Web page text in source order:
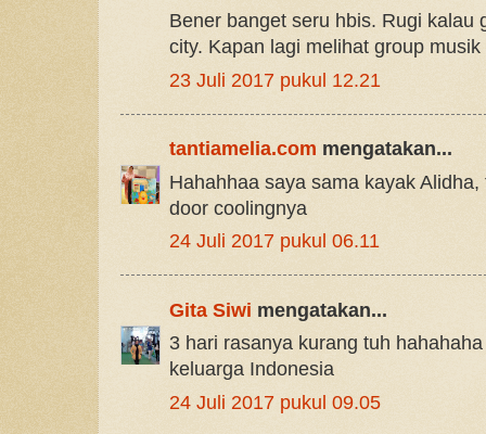
Bener banget seru hbis. Rugi kalau
city. Kapan lagi melihat group
23 Juli 2017 pukul 12.21
tantiamelia.com mengatakan...
Hahahhaa saya sama kayak
door coolingnya
24 Juli 2017 pukul 06.11
Gita Siwi mengatakan...
3 hari rasanya kurang tuh
keluarga Indonesia
24 Juli 2017 pukul 09.05